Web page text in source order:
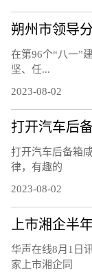
朔州市领导
在第96个“八一”
坚、任...
2023-08-02
打开汽车后
打开汽车后备箱
律，有趣的
2023-08-02
上市湘企半
华声在线8月1日
家上市湘企同